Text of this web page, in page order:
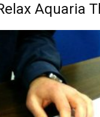
Aquaria